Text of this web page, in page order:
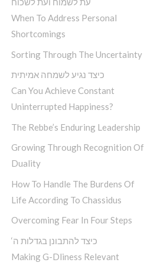
When To Address Personal
Shortcomings
Sorting Through The Uncertainty
כיצד נגיע לשמחה אמיתית
Can You Achieve Constant
Uninterrupted Happiness?
The Rebbe’s Enduring Leadership
Growing Through Recognition Of
Duality
How To Handle The Burdens Of
Life According To Chassidus
Overcoming Fear In Four Steps
‘כיצד להתבונן בגדלות ה
Making G-Dliness Relevant